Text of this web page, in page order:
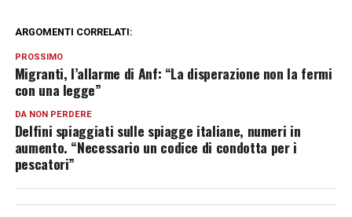
ARGOMENTI CORRELATI:
PROSSIMO
Migranti, l’allarme di Anf: “La disperazione non la fermi
con una legge”
DA NON PERDERE
Delfini spiaggiati sulle spiagge italiane, numeri in
aumento. “Necessario un codice di condotta per i
pescatori”